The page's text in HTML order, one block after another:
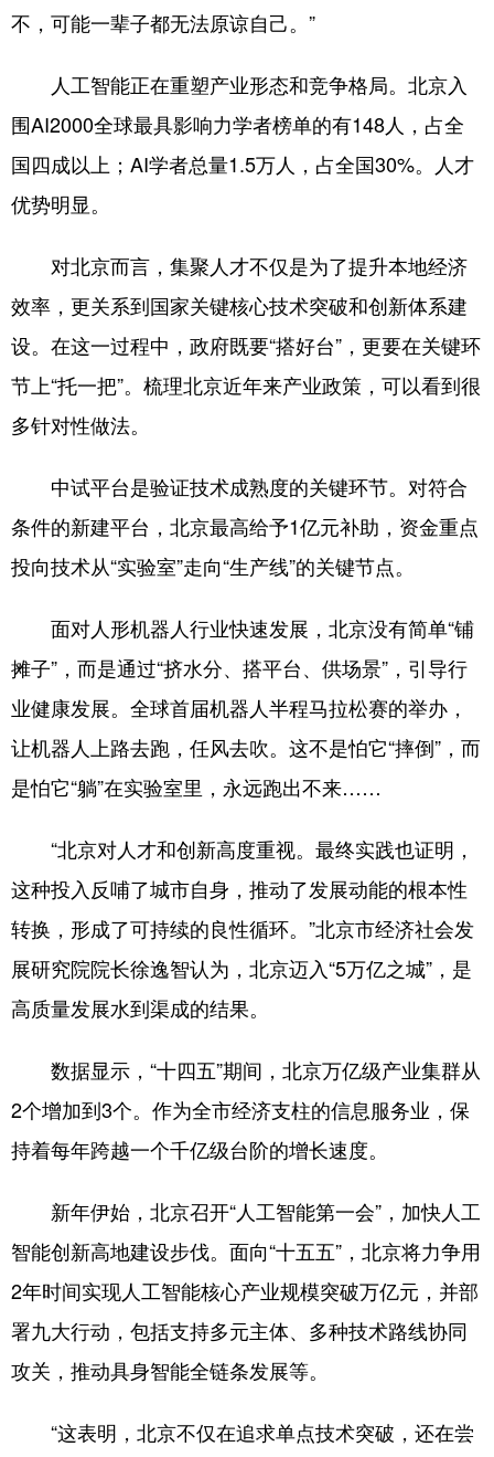
不，可能一辈子都无法原谅自己。”
人工智能正在重塑产业形态和竞争格局。北京入
围AI2000全球最具影响力学者榜单的有148人，占全
国四成以上；AI学者总量1.5万人，占全国30%。人才
优势明显。
对北京而言，集聚人才不仅是为了提升本地经济
效率，更关系到国家关键核心技术突破和创新体系建
设。在这一过程中，政府既要“搭好台”，更要在关键环
节上“托一把”。梳理北京近年来产业政策，可以看到很
多针对性做法。
中试平台是验证技术成熟度的关键环节。对符合
条件的新建平台，北京最高给予1亿元补助，资金重点
投向技术从“实验室”走向“生产线”的关键节点。
面对人形机器人行业快速发展，北京没有简单“铺
摊子”，而是通过“挤水分、搭平台、供场景”，引导行
业健康发展。全球首届机器人半程马拉松赛的举办，
让机器人上路去跑，任风去吹。这不是怕它“摔倒”，而
是怕它“躺”在实验室里，永远跑出不来……
“北京对人才和创新高度重视。最终实践也证明，
这种投入反哺了城市自身，推动了发展动能的根本性
转换，形成了可持续的良性循环。”北京市经济社会发
展研究院院长徐逸智认为，北京迈入“5万亿之城”，是
高质量发展水到渠成的结果。
数据显示，“十四五”期间，北京万亿级产业集群从
2个增加到3个。作为全市经济支柱的信息服务业，保
持着每年跨越一个千亿级台阶的增长速度。
新年伊始，北京召开“人工智能第一会”，加快人工
智能创新高地建设步伐。面向“十五五”，北京将力争用
2年时间实现人工智能核心产业规模突破万亿元，并部
署九大行动，包括支持多元主体、多种技术路线协同
攻关，推动具身智能全链条发展等。
“这表明，北京不仅在追求单点技术突破，还在尝